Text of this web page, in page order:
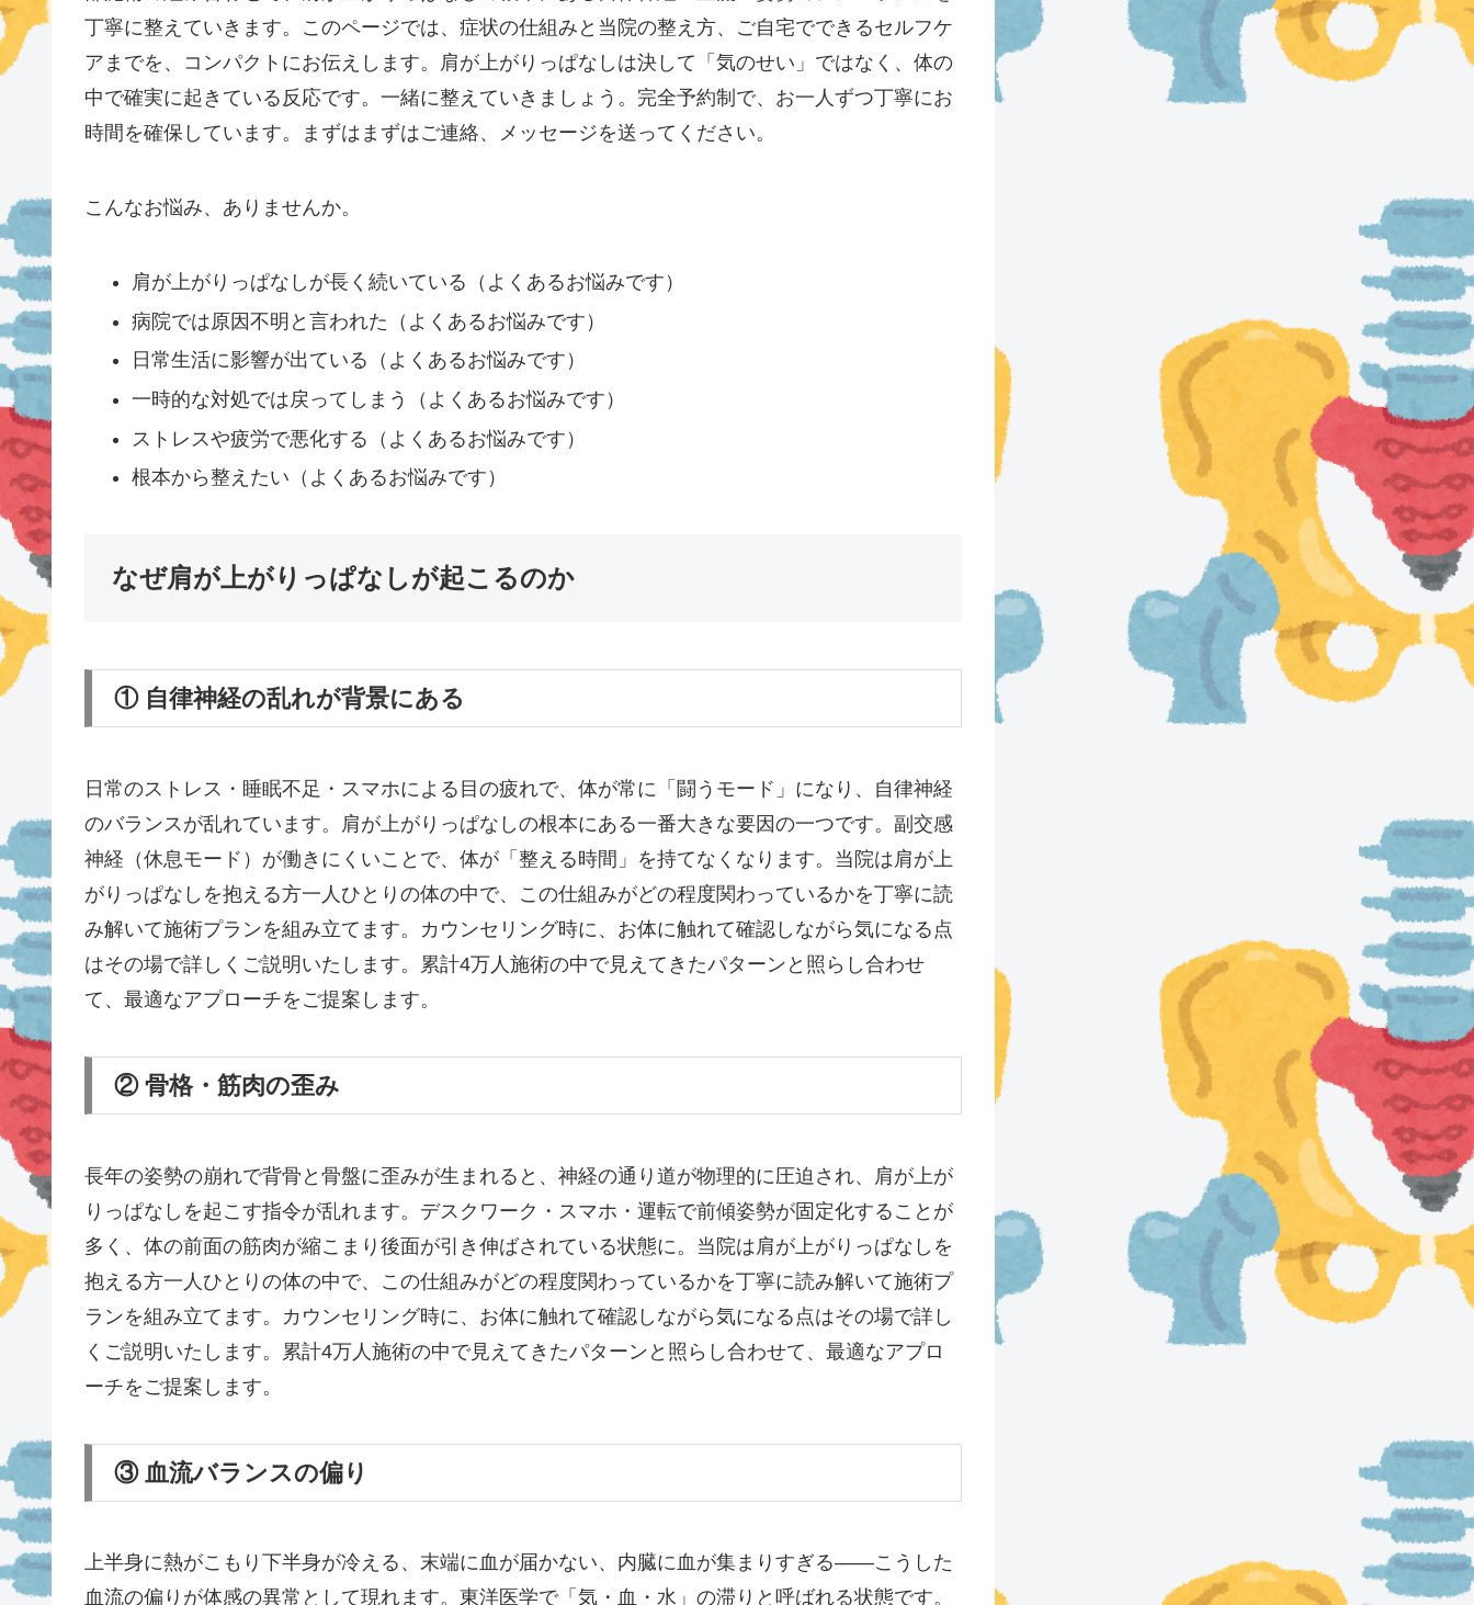
丁寧に整えていきます。このページでは、症状の仕組みと当院の整え方、ご自宅でできるセルフケ
アまでを、コンパクトにお伝えします。肩が上がりっぱなしは決して「気のせい」ではなく、体の
中で確実に起きている反応です。一緒に整えていきましょう。完全予約制で、お一人ずつ丁寧にお
時間を確保しています。まずはまずはご連絡、メッセージを送ってください。
こんなお悩み、ありませんか。
肩が上がりっぱなしが長く続いている（よくあるお悩みです）
病院では原因不明と言われた（よくあるお悩みです）
日常生活に影響が出ている（よくあるお悩みです）
一時的な対処では戻ってしまう（よくあるお悩みです）
ストレスや疲労で悪化する（よくあるお悩みです）
根本から整えたい（よくあるお悩みです）
なぜ肩が上がりっぱなしが起こるのか
① 自律神経の乱れが背景にある
日常のストレス・睡眠不足・スマホによる目の疲れで、体が常に「闘うモード」になり、自律神経
のバランスが乱れています。肩が上がりっぱなしの根本にある一番大きな要因の一つです。副交感
神経（休息モード）が働きにくいことで、体が「整える時間」を持てなくなります。当院は肩が上
がりっぱなしを抱える方一人ひとりの体の中で、この仕組みがどの程度関わっているかを丁寧に読
み解いて施術プランを組み立てます。カウンセリング時に、お体に触れて確認しながら気になる点
はその場で詳しくご説明いたします。累計4万人施術の中で見えてきたパターンと照らし合わせ
て、最適なアプローチをご提案します。
② 骨格・筋肉の歪み
長年の姿勢の崩れで背骨と骨盤に歪みが生まれると、神経の通り道が物理的に圧迫され、肩が上が
りっぱなしを起こす指令が乱れます。デスクワーク・スマホ・運転で前傾姿勢が固定化することが
多く、体の前面の筋肉が縮こまり後面が引き伸ばされている状態に。当院は肩が上がりっぱなしを
抱える方一人ひとりの体の中で、この仕組みがどの程度関わっているかを丁寧に読み解いて施術プ
ランを組み立てます。カウンセリング時に、お体に触れて確認しながら気になる点はその場で詳し
くご説明いたします。累計4万人施術の中で見えてきたパターンと照らし合わせて、最適なアプロ
ーチをご提案します。
③ 血流バランスの偏り
上半身に熱がこもり下半身が冷える、末端に血が届かない、内臓に血が集まりすぎる——こうした
血流の偏りが体感の異常として現れます。東洋医学で「気・血・水」の滞りと呼ばれる状態です。